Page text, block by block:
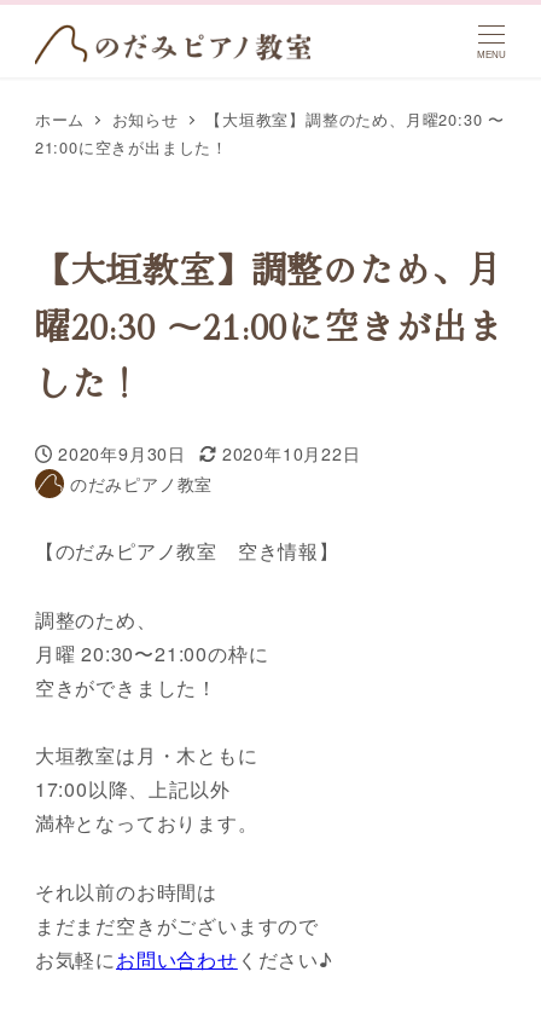
MENU
ホーム お知らせ
【大垣教室】調整のため、月曜20:30 〜
21:00に空きが出ました！
【大垣教室】調整のため、月
曜20:30 〜21:00に空きが出ま
した！
投稿日
2020年9月30日
更新日
2020年10月22日
著
のだみピアノ教室
【のだみピアノ教室 空き情報】
調整のため、
月曜 20:30〜21:00の枠に
空きができました！
大垣教室は月・木ともに
17:00以降、上記以外
満枠となっております。
それ以前のお時間は
まだまだ空きがございますので
お気軽にお問い合わせ ください♪